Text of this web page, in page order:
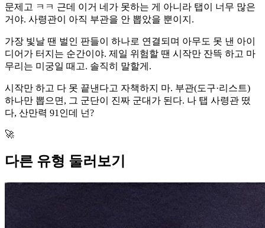
문제고 ㅋㅋ 근데 이거 네가 못하는 게 아니라 탭이 너무 많은
거야. 사령관이 아직 부관을 안 뽑았을 뿐이지.
가장 빛날 땐 벌인 판들이 하나로 연결되며 아무도 못 낸 아이
디어가 터지는 순간이야. 제일 위험할 땐 시작만 잔뜩 하고 마
무리는 미궁일 때고. 솔직히 말할게.
시작만 하고 다 못 끝낸다고 자책하지 마. 부관(도구·리스트)
하나만 뽑으면, 그 군단이 진짜 군대가 된다. 나 탭 사령관 떴
다, 산만력 91인데 넌?
🚀
다른 유형 둘러보기